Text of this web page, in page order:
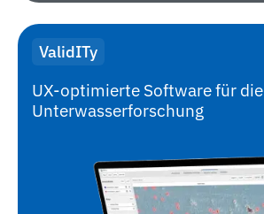
ValidITy
UX-optimierte Software für die
Unterwasserforschung